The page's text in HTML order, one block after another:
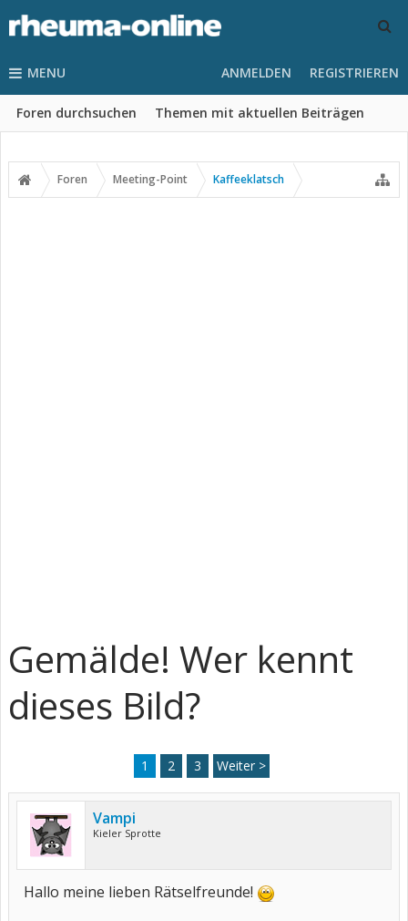
MENU
Foren durchsuchen Themen mit aktuellen Beiträgen
ANMELDEN REGISTRIEREN
Foren Meeting-Point Kaffeeklatsch
Gemälde! Wer kennt
dieses Bild?
1 2 3 Weiter >
Vampi
Kieler Sprotte
Hallo meine lieben Rätselfreunde!